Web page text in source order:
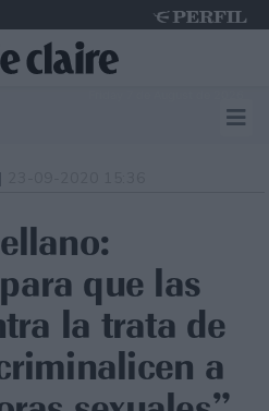
que las
la trata de
a